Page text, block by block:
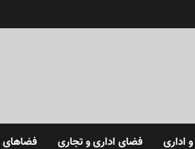
اداری فضای اداری و تجاری فضاهای